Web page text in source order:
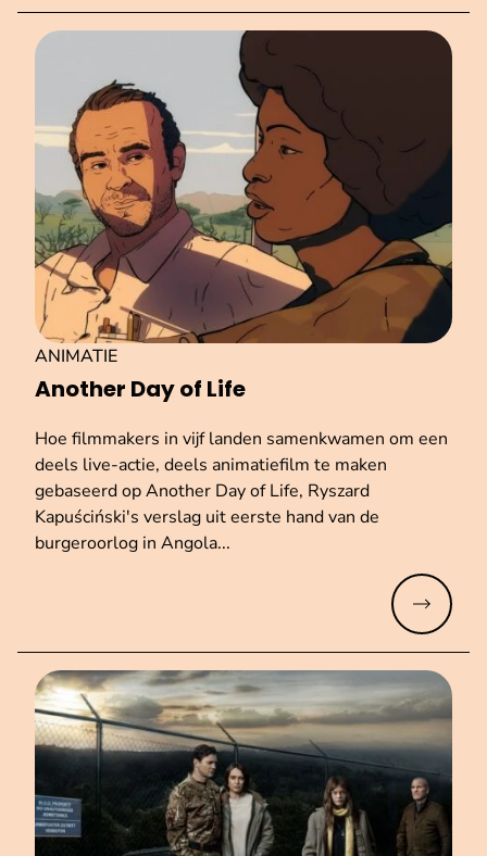
Another Day of Life
ANIMATIE
Hoe filmmakers in vijf landen samenkwamen om een
deels live-actie, deels animatiefilm te maken
gebaseerd op Another Day of Life, Ryszard
Kapuściński's verslag uit eerste hand van de
burgeroorlog in Angola...
Meer